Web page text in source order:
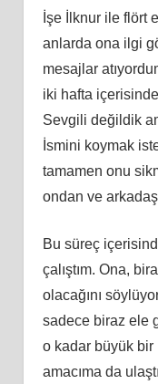
İşe İlknur ile flört
anlarda ona ilgi
mesajlar
iki hafta
Sevgili değildik
İsmini koymak
tamamen onu
ondan ve
Bu süreç
çalıştım. Ona,
olacağını
sadece biraz ele
o kadar büyük bir
amacıma da